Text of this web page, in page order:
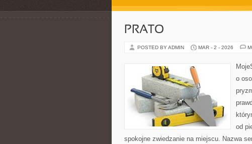
PRATO
POSTED BY ADMIN MAR - 2 - 2026
o
od
spokojne zwiedzanie na miejscu. Nazwa